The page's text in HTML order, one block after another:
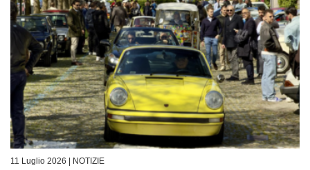
11 Luglio 2026 | NOTIZIE